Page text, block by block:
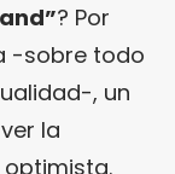
? Por
-sobre todo
, un
la